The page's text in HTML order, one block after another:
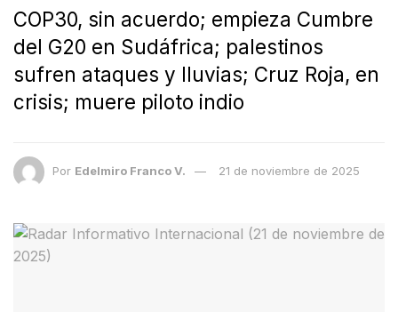
COP30, sin acuerdo; empieza Cumbre
del G20 en Sudáfrica; palestinos
sufren ataques y lluvias; Cruz Roja, en
crisis; muere piloto indio
Por Edelmiro Franco V. 21 de noviembre de 2025